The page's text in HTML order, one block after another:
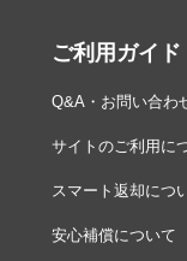
ご利用ガイド
Q&A・お問い合わ
サイトのご利用に
スマート返却につ
安心補償について